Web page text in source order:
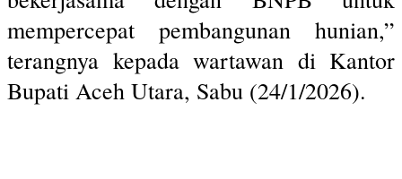
mempercepat pembangunan hunian,”
terangnya kepada wartawan di Kantor
Bupati Aceh Utara, Sabu (24/1/2026).